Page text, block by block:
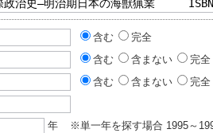
含む
完全
含む 含まない
完全
含む 含まない
完全
年
※単一年を探す場合 1995～